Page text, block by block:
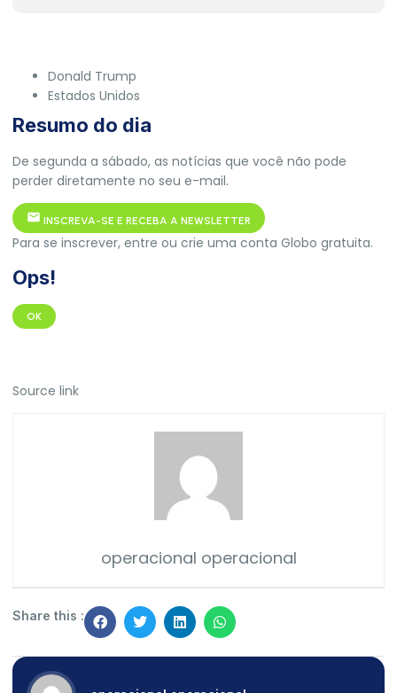
Donald Trump
Estados Unidos
Resumo do dia
De segunda a sábado, as notícias que você não pode
perder diretamente no seu e-mail.
INSCREVA-SE E RECEBA A NEWSLETTER
Para se inscrever, entre ou crie uma conta Globo gratuita.
Ops!
OK
Source link
operacional operacional
Share this :